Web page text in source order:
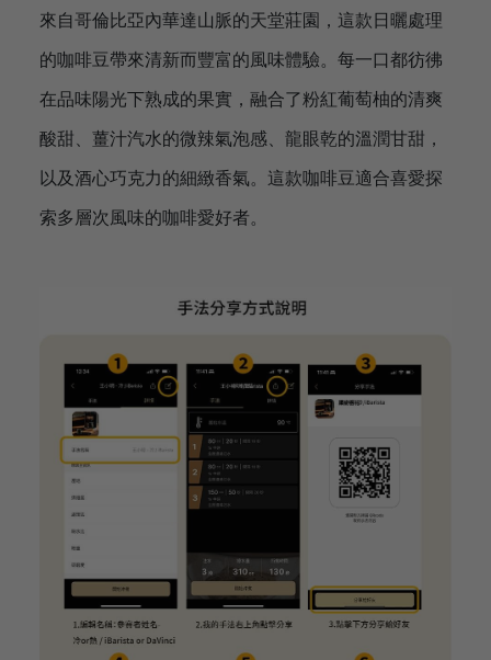
來自哥倫比亞內華達山脈的天堂莊園，這款日曬處理
的咖啡豆帶來清新而豐富的風味體驗。每一口都彷彿
在品味陽光下熟成的果實，融合了粉紅葡萄柚的清爽
酸甜、薑汁汽水的微辣氣泡感、龍眼乾的溫潤甘甜，
以及酒心巧克力的細緻香氣。這款咖啡豆適合喜愛探
索多層次風味的咖啡愛好者。